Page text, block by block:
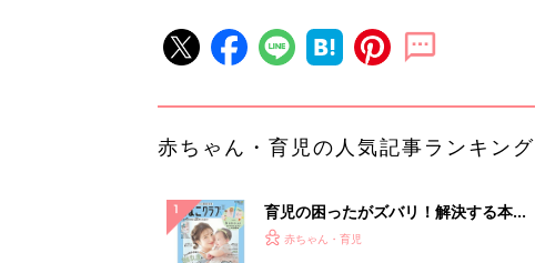
赤ちゃん・育児の人気記事ランキング
育児の困ったがズバリ！解決する本
『ひよこクラブ 夏号』 4カ月～2才
赤ちゃん・育児